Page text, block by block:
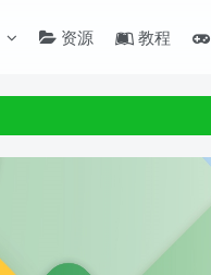
资源 教程